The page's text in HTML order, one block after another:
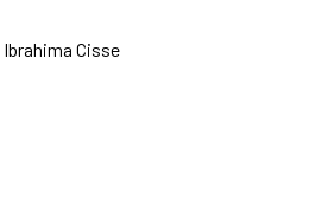
Ibrahima Cisse